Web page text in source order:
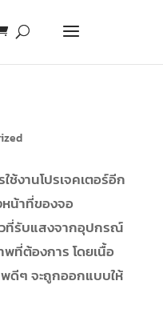
งานโปรเจคเตอร์อีก
หน้าที่ของจอ
วที่รับแสงจากอุปกรณ์
พที่ต้องการ โดยเนื้อ
ดีๆ จะถูกออกแบบให้